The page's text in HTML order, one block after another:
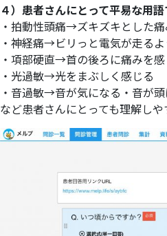
４）患者さんにとって平易な用
・拍動性頭痛→ズキズキとした
・神経痛→ビリっと電気が走る
・項部硬直→首の後ろに痛みを
・光過敏→光をまぶしく感じる
・音過敏→音が気になる・音が頭
など患者さんにとっても理解し